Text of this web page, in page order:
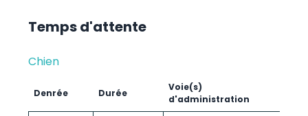
Temps d'attente
Chien
Denrée Durée
Voie(s)
d'administration